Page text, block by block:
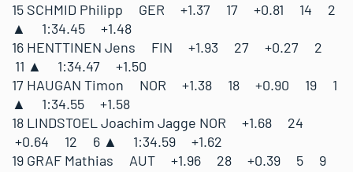
15 SCHMID Philipp GER +1.37 17 +0.81 14 2
▲ 1:34.45 +1.48
16 HENTTINEN Jens FIN +1.93 27 +0.27 2
11 ▲ 1:34.47 +1.50
17 HAUGAN Timon NOR +1.38 18 +0.90 19 1
▲ 1:34.55 +1.58
18 LINDSTOEL Joachim Jagge NOR +1.68 24
+0.64 12 6 ▲ 1:34.59 +1.62
19 GRAF Mathias AUT +1.96 28 +0.39 5 9